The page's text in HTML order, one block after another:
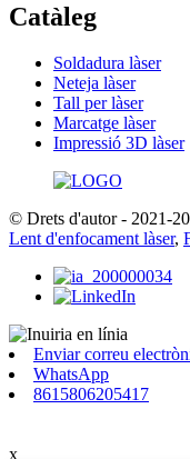
Catàleg
Soldadura làser
Neteja làser
Tall per làser
Marcatge làser
Impressió 3D làser
© Drets d'autor - 2021-
Lent d'enfocament làser,
Enviar correu
WhatsApp
8615806205417
x